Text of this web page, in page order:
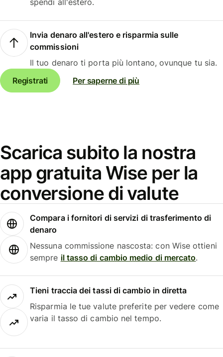
spendi all'estero.
Invia denaro all'estero e risparmia sulle
commissioni
Il tuo denaro ti porta più lontano, ovunque tu sia.
Registrati
Per saperne di più
Scarica subito la nostra
app gratuita Wise per la
conversione di valute
Compara i fornitori di servizi di trasferimento di
denaro
Nessuna commissione nascosta: con Wise ottieni
sempre il tasso di cambio medio di mercato.
Tieni traccia dei tassi di cambio in diretta
Risparmia le tue valute preferite per vedere come
varia il tasso di cambio nel tempo.